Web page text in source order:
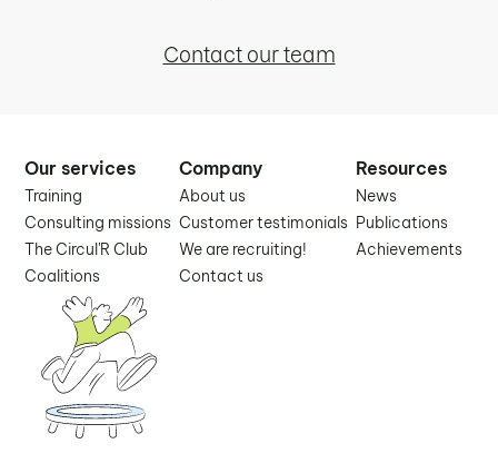
Contact our team
Our services
Training
Consulting missions
The Circul'R Club
Coalitions
Company
About us
Customer testimonials
We are recruiting!
Contact us
Resources
News
Publications
Achievements